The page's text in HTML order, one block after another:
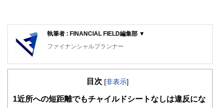
執筆者 : FINANCIAL FIELD編集部 ▼
ファイナンシャルプランナー
FinancialField編集部は、金融、経済に関する記事を、日々
知識がない方でも理解できるようわかりやすく発信していま
目次 [非表示]
1 近所への短距離でもチャイルドシートなしは違反にな